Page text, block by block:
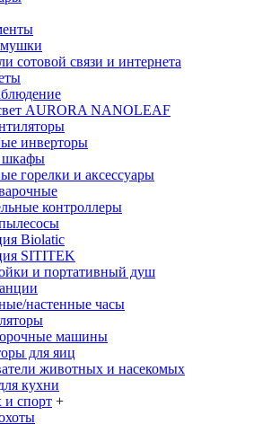
сотовой связи и интернета
AURORA NANOLEAF
инверторы
горелки и аксессуары
контроллеры
Biolatic
SITITEK
и портативный душ
настенные часы
машины
для яиц
животных и насекомых
кухни
и спорт +